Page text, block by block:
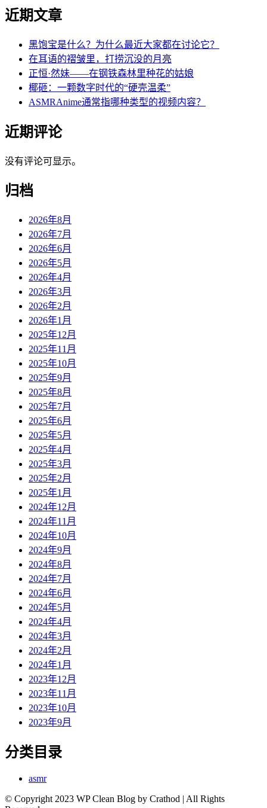
近期文章
黑饱宝是什么？为什么最近大家都在讨论它？
在耳语的褶皱里，打捞沉没的月亮
正恒·然妹——在钢铁森林里种花的姑娘
椰砸：一颗数字时代的“硬壳温柔”
ASMRAnime通常指哪种类型的视频内容？
近期评论
没有评论可显示。
归档
2026年8月
2026年7月
2026年6月
2026年5月
2026年4月
2026年3月
2026年2月
2026年1月
2025年12月
2025年11月
2025年10月
2025年9月
2025年8月
2025年7月
2025年6月
2025年5月
2025年4月
2025年3月
2025年2月
2025年1月
2024年12月
2024年11月
2024年10月
2024年9月
2024年8月
2024年7月
2024年6月
2024年5月
2024年4月
2024年3月
2024年2月
2024年1月
2023年12月
2023年11月
2023年10月
2023年9月
分类目录
asmr
© Copyright 2023 WP Clean Blog by Crathod | All Rights